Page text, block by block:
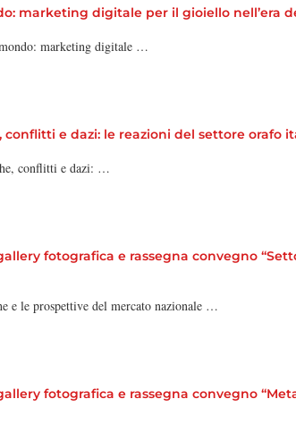
marketing digitale per il gioiello nell’era
marketing digitale …
conflitti e dazi: le reazioni del settore orafo
conflitti e dazi: …
fotografica e rassegna convegno
e le prospettive del mercato nazionale …
fotografica e rassegna convegno